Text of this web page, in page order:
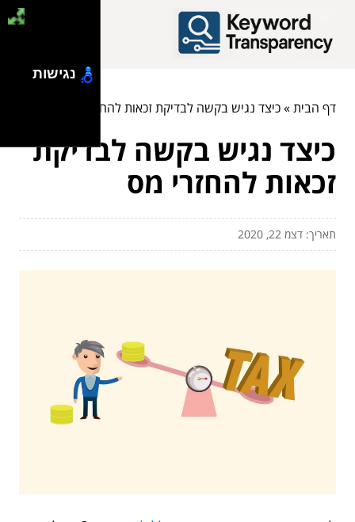
דף הבית»כיצד נגיש בקשה לבדיקת זכאות להחזרי מס
כיצד נגיש בקשה לבדיקת
זכאות להחזרי מס
תאריך: דצמ 22, 2020
נגישות